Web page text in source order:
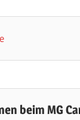
beim MG